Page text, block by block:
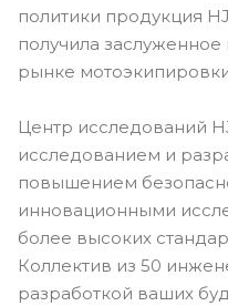
политики продукция
получила
рынке
Центр исследований
исследованием и
повышением
инновационными
более высоких
Коллектив из 50
разработкой ваших